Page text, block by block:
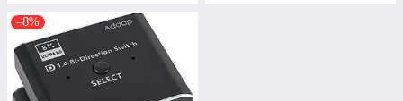
–8%